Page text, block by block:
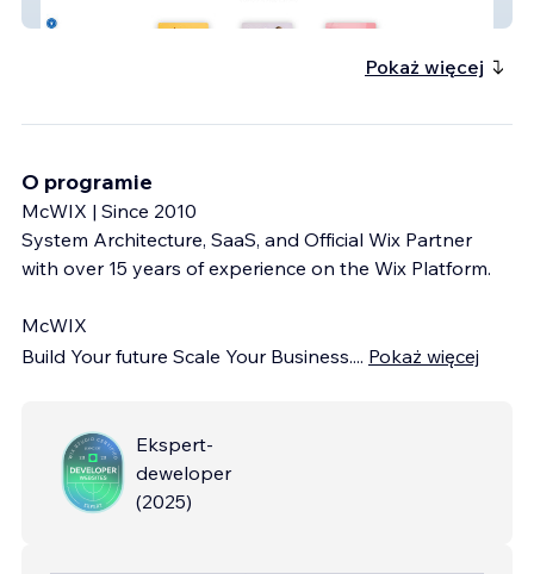
Pokaż więcej
O programie
McWIX | Since 2010
System Architecture, SaaS, and Official Wix Partner
with over 15 years of experience on the Wix Platform.
McWIX
Build Your future Scale Your Business.... Pokaż więcej
Ekspert-
deweloper
(2025)